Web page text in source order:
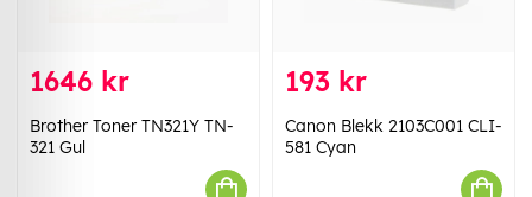
1646 kr
Brother Toner TN321Y TN-
321 Gul
193 kr
Canon Blekk 2103C001 CLI-
581 Cyan